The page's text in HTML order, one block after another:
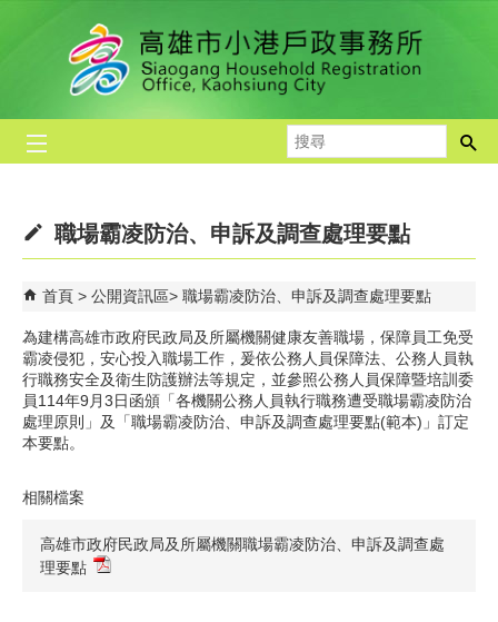
跳到主要內容區塊
尋
職場霸凌防治、申訴及調查處理要點
首頁 公開資訊區 職場霸凌防治、申訴及調查處理要點
為建構高雄市政府民政局及所屬機關健康友善職場，保障員工免受
霸凌侵犯，安心投入職場工作，爰依公務人員保障法、公務人員執
行職務安全及衛生防護辦法等規定，並參照公務人員保障暨培訓委
員114年9月3日函頒「各機關公務人員執行職務遭受職場霸凌防治
處理原則」及「職場霸凌防治、申訴及調查處理要點(範本)」訂定
本要點。
相關檔案
高雄市政府民政局及所屬機關職場霸凌防治、申訴及調查處
理要點